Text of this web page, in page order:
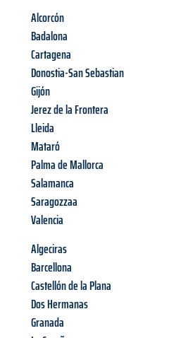
Alcorcón
Badalona
Cartagena
Donostia-San Sebastian
Gijón
Jerez de la Frontera
Lleida
Mataró
Palma de Mallorca
Salamanca
Saragozzaa
Valencia
Algeciras
Barcellona
Castellón de la Plana
Dos Hermanas
Granada